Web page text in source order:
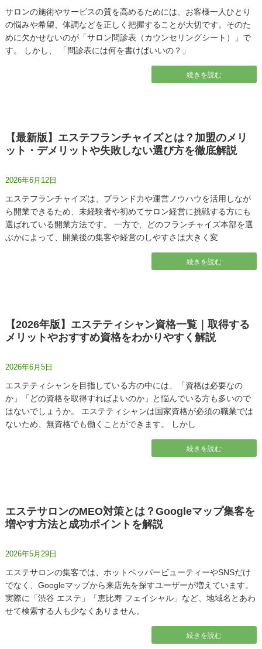
サロンの施術やサービスの質を高めるためには、お客様一人ひとり
の悩みや希望、体調などを正しく把握することが大切です。そのた
めに欠かせないのが「サロン問診表（カウンセリングシート）」で
す。 しかし、 「問診表には何を書けばいいの？」
続きを読む
【最新版】エステフランチャイズとは？加盟のメリ
ット・デメリットや失敗しない選び方を徹底解説
2026年6月12日
エステフランチャイズは、ブランド力や運営ノウハウを活用しなが
ら開業できるため、未経験者や初めてサロン経営に挑戦する方にも
選ばれている開業方法です。 一方で、どのフランチャイズ本部を選
ぶかによって、開業後の集客や経営のしやすさは大きく変
続きを読む
【2026年版】エステティシャン資格一覧｜取得する
メリットやおすすめ資格をわかりやすく解説
2026年6月5日
エステティシャンを目指している方の中には、「資格は必要なの
か」「どの資格を取得すればよいのか」と悩んでいる方も多いので
はないでしょうか。 エステティシャンは国家資格が必須の職業では
ないため、無資格でも働くことができます。 しかし
続きを読む
エステサロンのMEO対策とは？Googleマップ集客を
増やす方法と成功ポイントを解説
2026年5月29日
エステサロンの集客では、ホットペッパービューティーやSNSだけ
でなく、Googleマップから来店先を探すユーザーが増えています。
実際に「渋谷 エステ」「恵比寿 フェイシャル」など、地域名とあわ
せて検索する人も少なくありません。
続きを読む